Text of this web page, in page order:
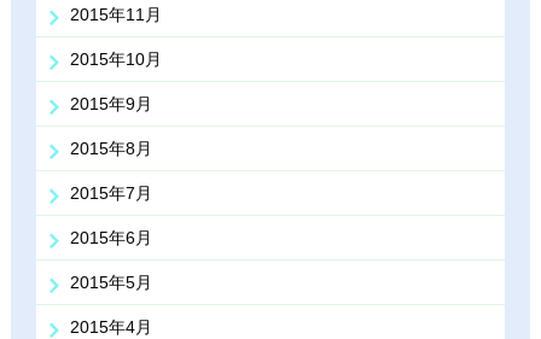
2015年11月
2015年10月
2015年9月
2015年8月
2015年7月
2015年6月
2015年5月
2015年4月